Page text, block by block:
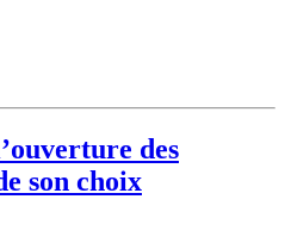
des
son choix